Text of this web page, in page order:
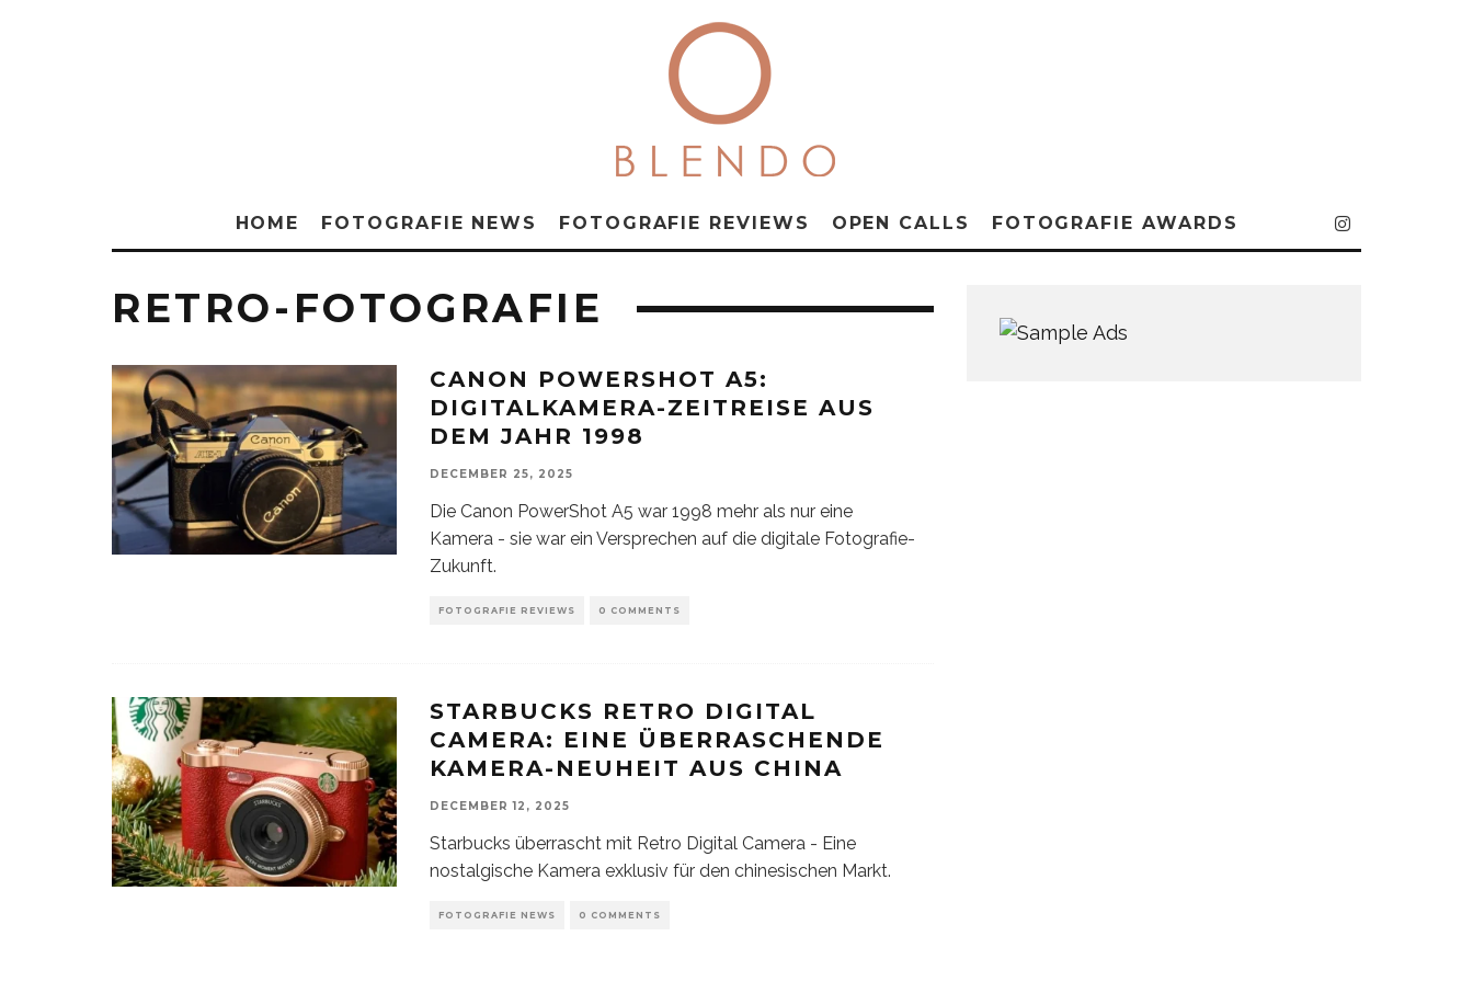
HOME FOTOGRAFIE NEWS FOTOGRAFIE REVIEWS OPEN CALLS FOTOGRAFIE AWARDS
RETRO-FOTOGRAFIE
CANON POWERSHOT A5:
DIGITALKAMERA-ZEITREISE AUS
DEM JAHR 1998
DECEMBER 25, 2025
Die Canon PowerShot A5 war 1998 mehr als nur eine
Kamera - sie war ein Versprechen auf die digitale Fotografie-
Zukunft.
FOTOGRAFIE REVIEWS 0 COMMENTS
STARBUCKS RETRO DIGITAL
CAMERA: EINE ÜBERRASCHENDE
KAMERA-NEUHEIT AUS CHINA
DECEMBER 12, 2025
Starbucks überrascht mit Retro Digital Camera - Eine
nostalgische Kamera exklusiv für den chinesischen Markt.
FOTOGRAFIE NEWS 0 COMMENTS